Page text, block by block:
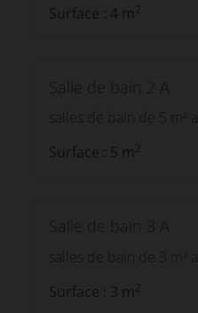
Surface : 4 m2
Salle de bain 2 A
salles de bain de 5 m²
Surface : 5 m2
Salle de bain 3 A
salles de bain de 3 m²
Surface : 3 m2